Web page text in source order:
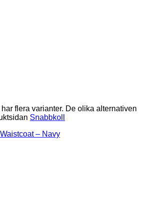
flera varianter. De olika alternativen
Snabbkoll
– Navy